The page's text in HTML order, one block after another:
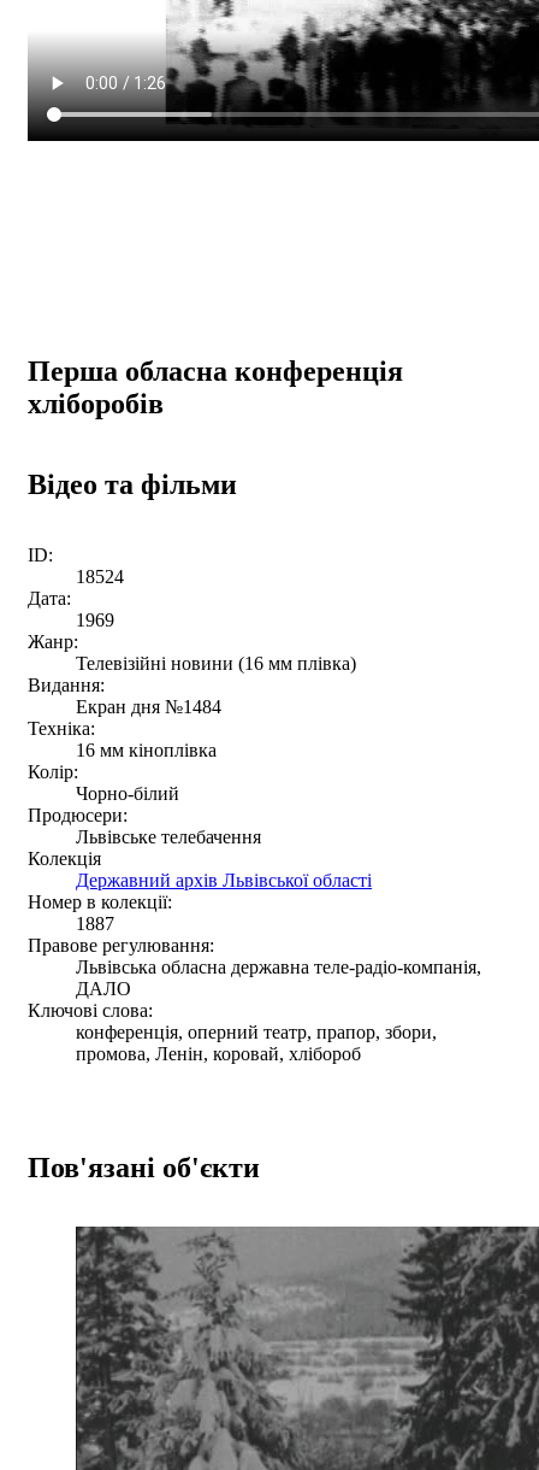
Перша обласна конференція
хліборобів
Відео та фільми
ID:
18524
Дата:
1969
Жанр:
Телевізійні новини (16 мм плівка)
Видання:
Екран дня №1484
Техніка:
16 мм кіноплівка
Колір:
Чорно-білий
Продюсери:
Львівське телебачення
Колекція
Державний архів Львівської області
Номер в колекції:
1887
Правове регулювання:
Львівська обласна державна теле-радіо-компанія,
ДАЛО
Ключові слова:
конференція, оперний театр, прапор, збори,
промова, Ленін, коровай, хлібороб
Пов'язані об'єкти